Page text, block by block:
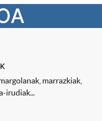
marrazkiak,
irudiak...